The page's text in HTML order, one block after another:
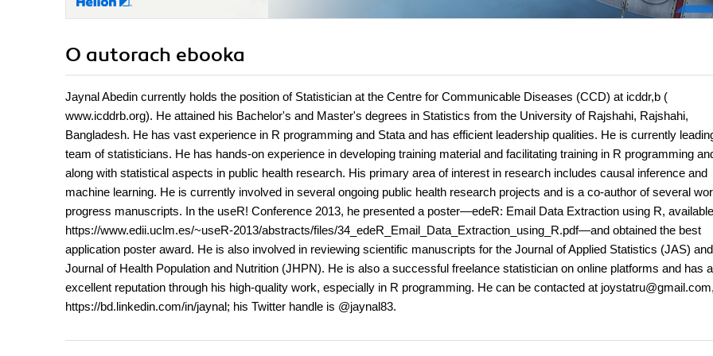
O autorach ebooka
Jaynal Abedin currently holds the position of Statistician at the Centre for Communicable Diseases (CCD) at icddr,b (
www.icddrb.org). He attained his Bachelor's and Master's degrees in Statistics from the University of Rajshahi, Rajshahi,
Bangladesh. He has vast experience in R programming and Stata and has efficient leadership qualities. He is currently
team of statisticians. He has hands-on experience in developing training material and facilitating training in R programming
along with statistical aspects in public health research. His primary area of interest in research includes causal inference and
machine learning. He is currently involved in several ongoing public health research projects and is a co-author of several
progress manuscripts. In the useR! Conference 2013, he presented a poster—edeR: Email Data Extraction using R,
https://www.edii.uclm.es/~useR-2013/abstracts/files/34_edeR_Email_Data_Extraction_using_R.pdf—and obtained the best
application poster award. He is also involved in reviewing scientific manuscripts for the Journal of Applied Statistics (JAS)
Journal of Health Population and Nutrition (JHPN). He is also a successful freelance statistician on online platforms and has
excellent reputation through his high-quality work, especially in R programming. He can be contacted at joystatru@gmail.com,
https://bd.linkedin.com/in/jaynal; his Twitter handle is @jaynal83.